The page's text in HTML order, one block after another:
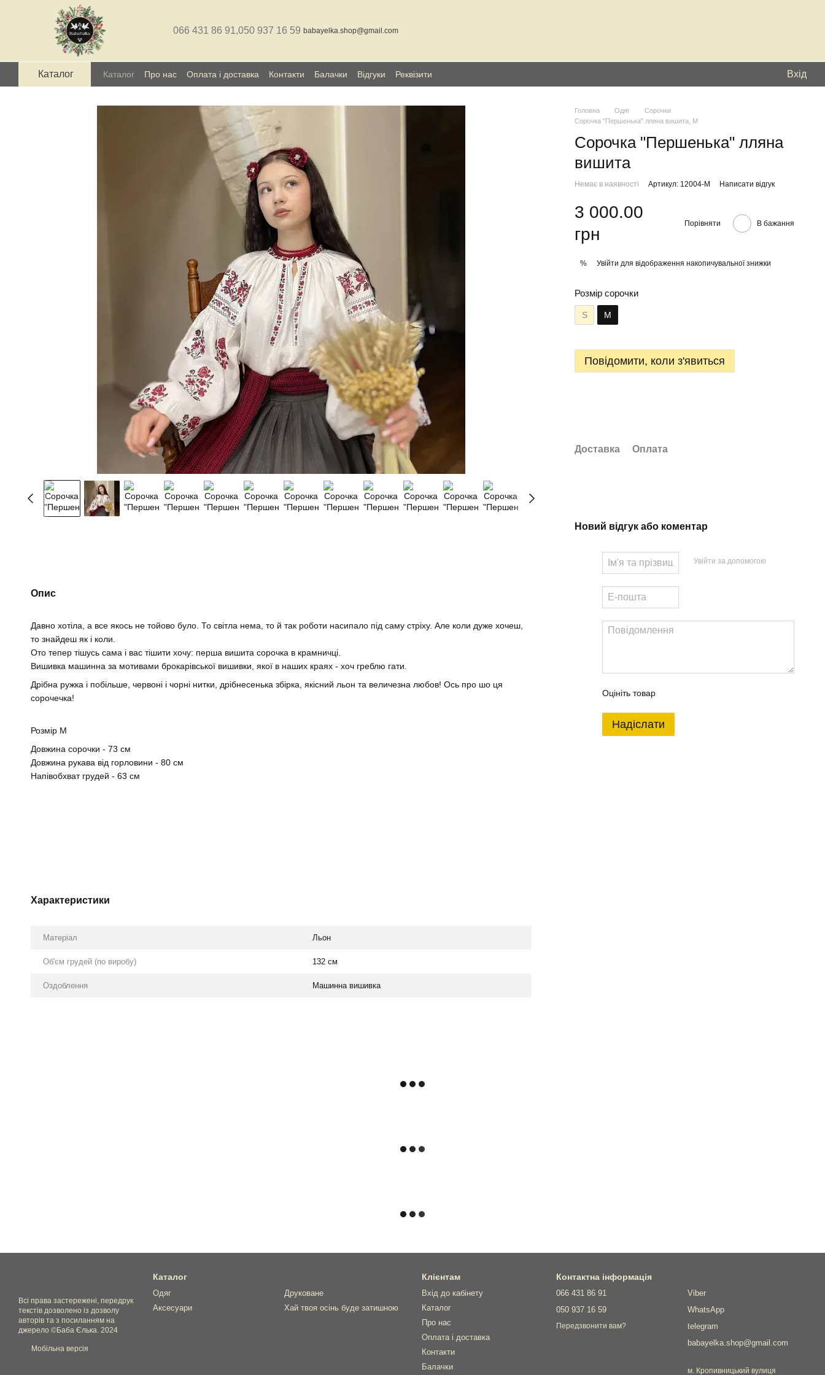
Перейти до основного контенту
066 431 86 91,050 937 16 59 babayelka.shop@gmail.com
Каталог Каталог Про нас Оплата і доставка Контакти Балачки Відгуки Реквізити Вхід
Головна Одяг
Сорочки
Сорочка "Першенька" лляна вишита, М
Сорочка "Першенька" лляна
вишита
Немає в наявності Артикул: 12004-M Написати відгук
3 000.00
грн
Порівняти В бажання
% Увійти для відображення накопичувальної знижки
Розмір сорочки
S М
Повідомити, коли з'явиться
Доставка Оплата
Новий відгук або коментар
Увійти за допомогою
Оцініть товар
Надіслати
Опис
Давно хотіла, а все якось не тойово було. То світла нема, то й так роботи насипало під саму стріху. Але коли дуже хочеш,
то знайдеш як і коли.
Ото тепер тішусь сама і вас тішити хочу: перша вишита сорочка в крамничці.
Вишивка машинна за мотивами брокарівської вишивки, якої в наших краях - хоч греблю гати.
Дрібна ружка і побільше, червоні і чорні нитки, дрібнесенька збірка, якісний льон та величезна любов! Ось про шо ця
сорочечка!
Розмір M
Довжина сорочки - 73 см
Довжина рукава від горловини - 80 см
Напівобхват грудей - 63 см
Характеристики
Матеріал Льон
Об'єм грудей (по виробу) 132 см
Оздоблення Машинна вишивка
Всі права застережені, передрук
текстів дозволено із дозволу
авторів та з посиланням на
джерело ©Баба Єлька. 2024
Мобільна версія
Каталог
Одяг
Аксесуари
Друковане
Хай твоя осінь буде затишною
Клієнтам
Вхід до кабінету
Каталог
Про нас
Оплата і доставка
Контакти
Балачки
Контактна інформація
066 431 86 91
050 937 16 59
Передзвонити вам?
Viber
WhatsApp
telegram
babayelka.shop@gmail.com
м. Кропивницький вулиця